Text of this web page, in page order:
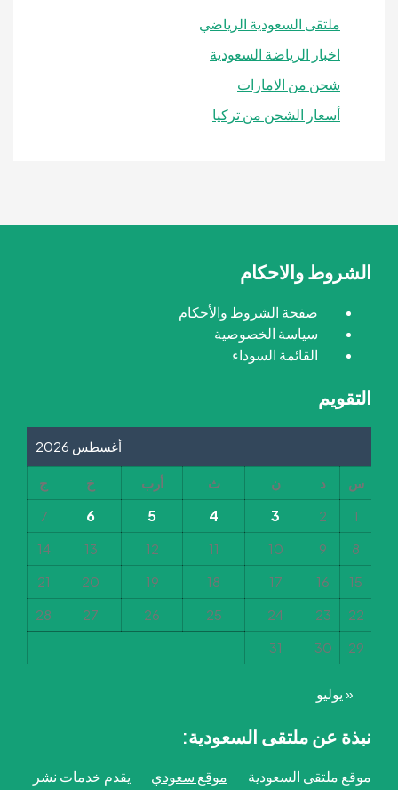
ملتقى السعودية الرياضي
اخبار الرياضة السعودية
شحن من الامارات
أسعار الشحن من تركيا
الشروط والاحكام
صفحة الشروط والأحكام
سياسة الخصوصية
القائمة السوداء
التقويم
أغسطس 2026
س د ن ث أرب خ
ج
1
2
3
4
5
6
7
8
9
10
11
12
13
14
15
16
17
18
19
20
21
22
23
24
25
26
27
28
29
30
31
« يوليو
نبذة عن ملتقى السعودية:
موقع ملتقى السعودية موقع سعودي
يقدم خدمات نشر